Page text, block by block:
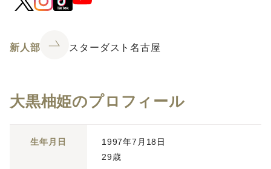
新人部 スターダスト名古屋
大黒柚姫のプロフィール
生年月日
1997年7月18日
29歳